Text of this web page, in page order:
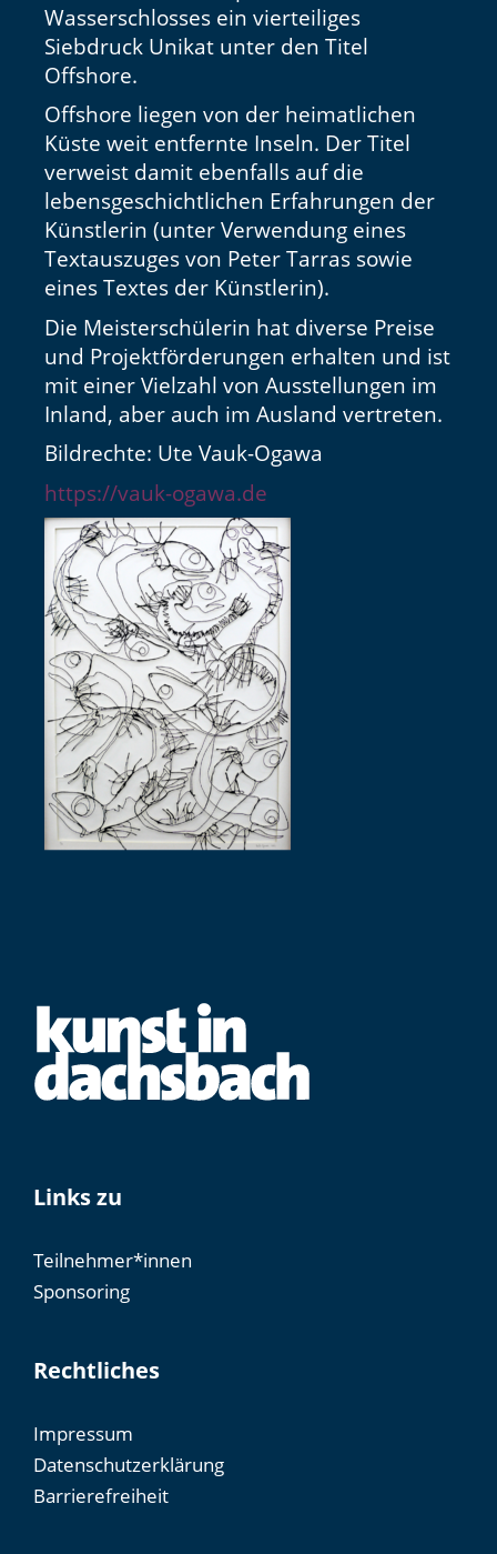
Wasserschlosses ein vierteiliges
Siebdruck Unikat unter den Titel
Offshore.
Offshore liegen von der heimatlichen
Küste weit entfernte Inseln. Der Titel
verweist damit ebenfalls auf die
lebensgeschichtlichen Erfahrungen der
Künstlerin (unter Verwendung eines
Textauszuges von Peter Tarras sowie
eines Textes der Künstlerin).
Die Meisterschülerin hat diverse Preise
und Projektförderungen erhalten und ist
mit einer Vielzahl von Ausstellungen im
Inland, aber auch im Ausland vertreten.
Bildrechte: Ute Vauk-Ogawa
https://vauk-ogawa.de
Links zu
Teilnehmer*innen
Sponsoring
Rechtliches
Impressum
Datenschutzerklärung
Barrierefreiheit​​​